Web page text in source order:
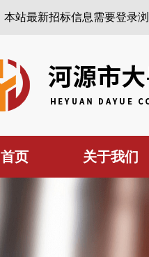
本站最新招标信息需要登录
首页 关于我们